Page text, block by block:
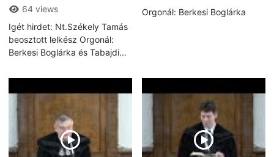
64 views
Igét hirdet: Nt.Székely Tamás
beosztott lelkész Orgonál:
Berkesi Boglárka és Tabajdi...
Orgonál: Berkesi Boglárka